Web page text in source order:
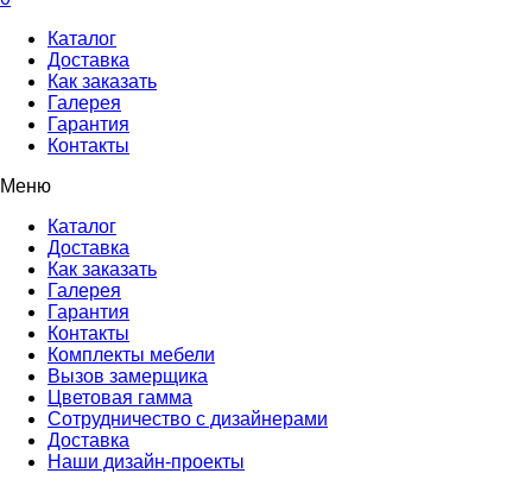
Каталог
Доставка
Как заказать
Галерея
Гарантия
Контакты
Меню
Каталог
Доставка
Как заказать
Галерея
Гарантия
Контакты
Комплекты мебели
Вызов замерщика
Цветовая гамма
Сотрудничество с дизайнерами
Доставка
Наши дизайн-проекты